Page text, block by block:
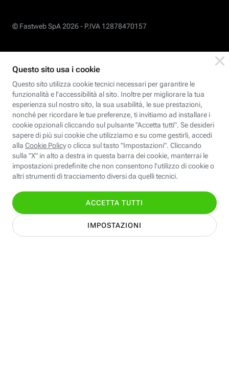
© Fastweb SpA 2026 - P.IVA 12878470157